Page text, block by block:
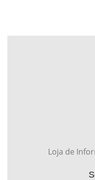
Loja de